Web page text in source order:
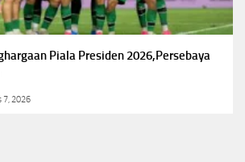
Piala Presiden 2026,Persebaya
7, 2026